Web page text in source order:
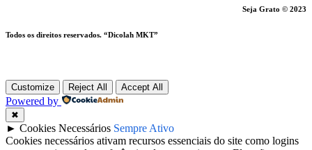
Seja Grato © 2023
Todos os direitos reservados. “Dicolah MKT”
Customize Reject All Accept All
Powered by
✖
► Cookies Necessários Sempre Ativo
Cookies necessários ativam recursos essenciais do site como logins